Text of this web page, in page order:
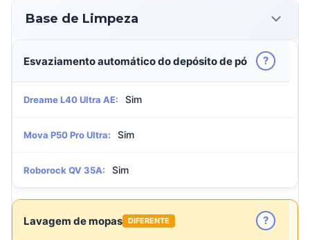
Base de Limpeza
Esvaziamento automático do depósito de pó ?
Dreame L40 Ultra AE: Sim
Mova P50 Pro Ultra: Sim
Roborock QV 35A: Sim
Lavagem de mopas DIFERENTE ?